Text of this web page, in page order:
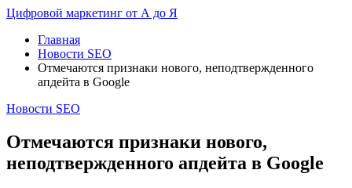
Цифровой маркетинг от А до Я
Главная
Новости SEO
Отмечаются признаки нового, неподтвержденного
апдейта в Google
Новости SEO
Отмечаются признаки нового,
неподтвержденного апдейта в Google